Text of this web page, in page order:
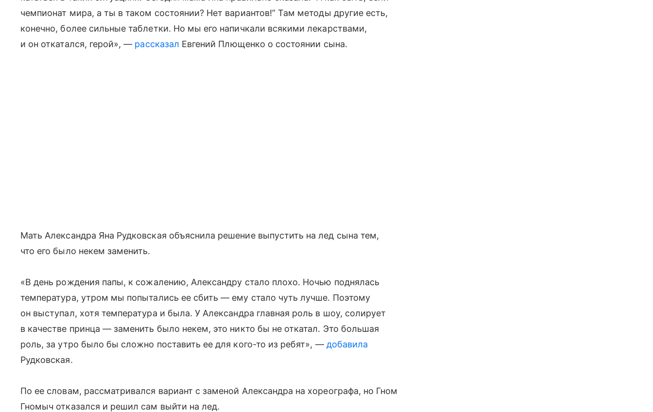
чемпионат мира, а ты в таком состоянии? Нет вариантов!” Там методы другие есть,
конечно, более сильные таблетки. Но мы его напичкали всякими лекарствами,
и он откатался, герой», — рассказал Евгений Плющенко о состоянии сына.
Мать Александра Яна Рудковская объяснила решение выпустить на лед сына тем,
что его было некем заменить.
«В день рождения папы, к сожалению, Александру стало плохо. Ночью поднялась
температура, утром мы попытались ее сбить — ему стало чуть лучше. Поэтому
он выступал, хотя температура и была. У Александра главная роль в шоу, солирует
в качестве принца — заменить было некем, это никто бы не откатал. Это большая
роль, за утро было бы сложно поставить ее для кого-то из ребят», —добавила
Рудковская.
По ее словам, рассматривался вариант с заменой Александра на хореографа, но Гном
Гномыч отказался и решил сам выйти на лед.